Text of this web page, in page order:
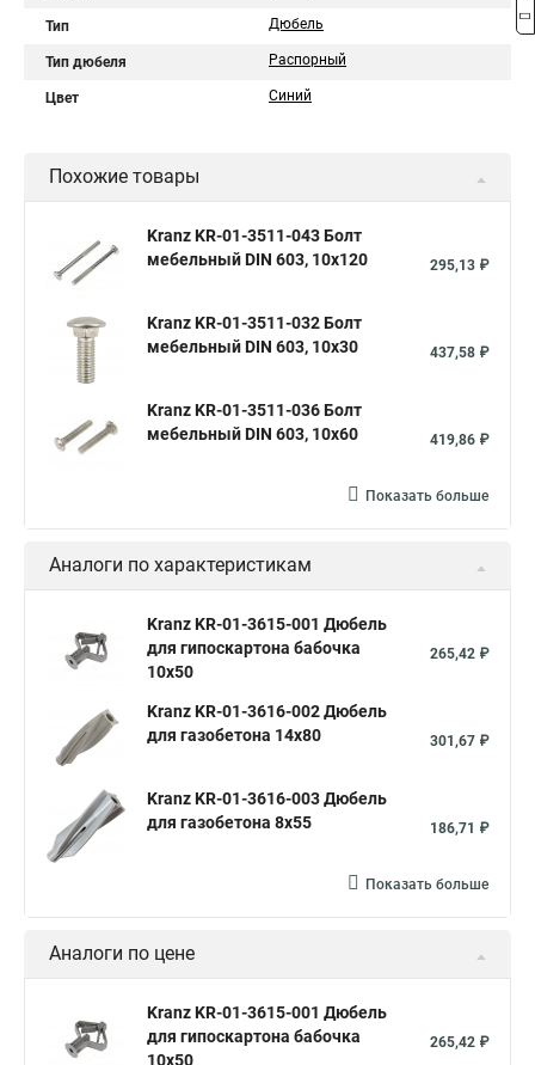
Тип Дюбель
Тип дюбеля Распорный
Цвет Синий
Похожие товары
Kranz KR-01-3511-043 Болт
мебельный DIN 603, 10х120
295,13 ₽
Kranz KR-01-3511-032 Болт
мебельный DIN 603, 10х30
437,58 ₽
Kranz KR-01-3511-036 Болт
мебельный DIN 603, 10х60
419,86 ₽
Показать больше
Аналоги по характеристикам
Kranz KR-01-3615-001 Дюбель
для гипоскартона бабочка
10х50
265,42 ₽
Kranz KR-01-3616-002 Дюбель
для газобетона 14х80
301,67 ₽
Kranz KR-01-3616-003 Дюбель
для газобетона 8х55
186,71 ₽
Показать больше
Аналоги по цене
Kranz KR-01-3615-001 Дюбель
для гипоскартона бабочка
10х50
265,42 ₽